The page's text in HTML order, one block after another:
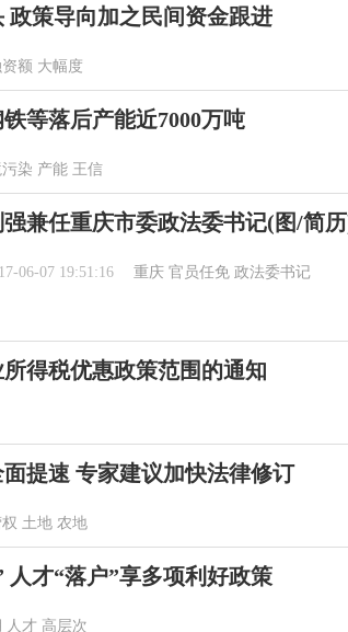
政策导向加之民间资金跟进
额 大幅度
等落后产能近7000万吨
染 产能 王信
强兼任重庆市委政法委书记(图/简
06-07 19:51:16 重庆 官员任免 政法委书记
得税优惠政策范围的通知
提速 专家建议加快法律修订
土地 农地
人才“落户”享多项利好政策
人才 高层次